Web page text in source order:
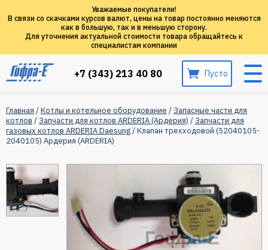
Уважаемые покупатели!
В связи со скачками курсов валют, цены на товар постоянно меняются
как в большую, так и в меньшую сторону.
Для уточнения актуальной стоимости товара обращайтесь к
специалистам компании
+7 (343) 213 40 80 Пусто
Главная /Котлы и котельное оборудование /Запасные части для
котлов /Запчасти для котлов ARDERIA (Ардерия) /Запчасти для
газовых котлов ARDERIA Daesung/ Клапан трехходовой (52040105-
2040105) Ардерия (ARDERIA)